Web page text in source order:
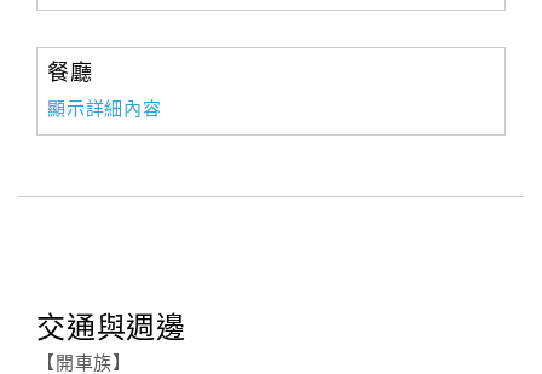
餐廳
顯示詳細內容
交通與週邊
【開車族】